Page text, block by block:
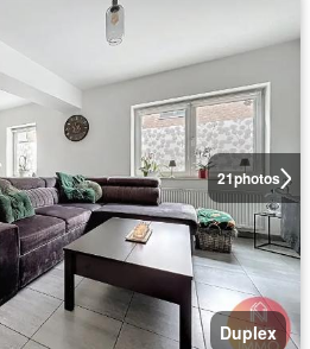
21photos
Duplex